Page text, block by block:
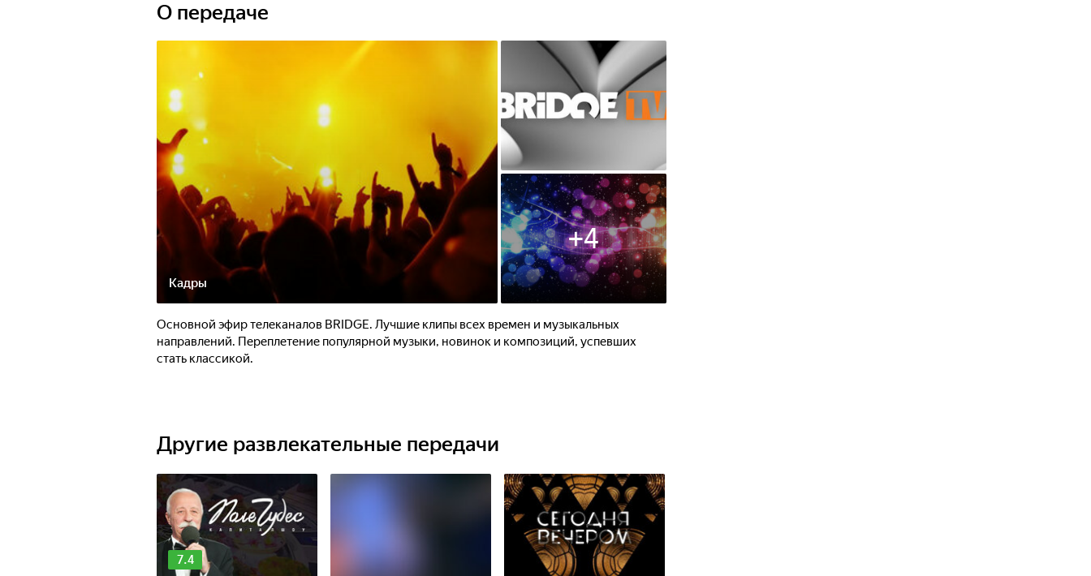
О передаче
Кадры
+4
Основной эфир телеканалов BRIDGE. Лучшие клипы всех времен и музыкальных
направлений. Переплетение популярной музыки, новинок и композиций, успевших
стать классикой.
Другие развлекательные передачи
7.4